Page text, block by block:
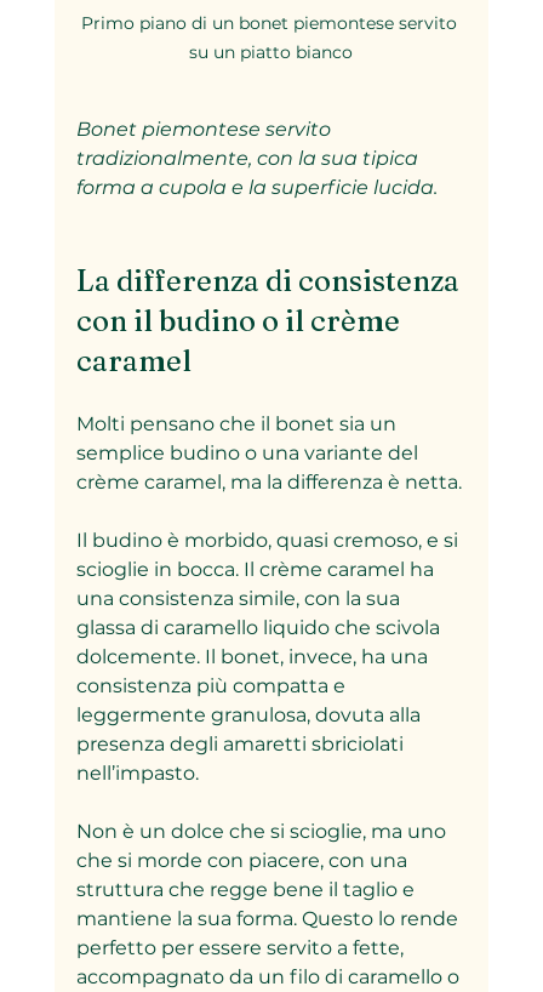
Primo piano di un bonet piemontese servito
su un piatto bianco
Bonet piemontese servito
tradizionalmente, con la sua tipica
forma a cupola e la superficie lucida.
La differenza di consistenza
con il budino o il crème
caramel
Molti pensano che il bonet sia un
semplice budino o una variante del
crème caramel, ma la differenza è netta.
Il budino è morbido, quasi cremoso, e si
scioglie in bocca. Il crème caramel ha
una consistenza simile, con la sua
glassa di caramello liquido che scivola
dolcemente. Il bonet, invece, ha una
consistenza più compatta e
leggermente granulosa, dovuta alla
presenza degli amaretti sbriciolati
nell’impasto.
Non è un dolce che si scioglie, ma uno
che si morde con piacere, con una
struttura che regge bene il taglio e
mantiene la sua forma. Questo lo rende
perfetto per essere servito a fette,
accompagnato da un filo di caramello o